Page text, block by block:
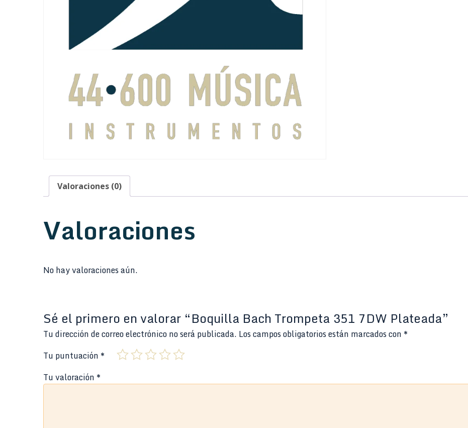
Valoraciones (0)
Valoraciones
No hay valoraciones aún.
Sé el primero en valorar “Boquilla Bach Trompeta 351 7DW Plateada”
Tu dirección de correo electrónico no será publicada. Los campos obligatorios están marcados con *
Tu puntuación *
Tu valoración *